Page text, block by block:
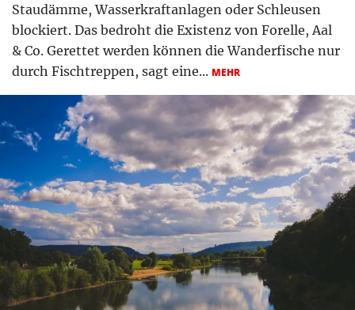
Staudämme, Wasserkraftanlagen oder Schleusen
blockiert. Das bedroht die Existenz von Forelle, Aal
& Co. Gerettet werden können die Wanderfische nur
durch Fischtreppen, sagt eine... MEHR